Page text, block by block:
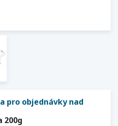
pro objednávky nad
200g